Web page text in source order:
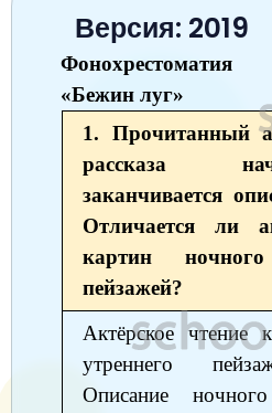
Русский
Русский
Английский
Русский
ОБЖ
Русский
6 класс
Немецкий
7 класс
Немецкий
Русский
8 класс
Химия
Русский
9 класс
Физика
Русский
11 класс
Химия
Версия: 2019
Фонохрестоматия
«Бежин луг»
1. Прочитанный
рассказа
заканчивается
Отличается ли
картин
пейзажей?
Актёрское чтение
утреннего
Описание